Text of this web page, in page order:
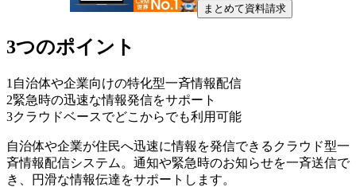
まとめて資料請求
3つのポイント
1 自治体や企業向けの特化型一斉情報配信
2緊急時の迅速な情報発信をサポート
3クラウドベースでどこからでも利用可能
自治体や企業が住民へ迅速に情報を発信できるクラウド型一
斉情報配信システム。通知や緊急時のお知らせを一斉送信で
き、円滑な情報伝達をサポートします。